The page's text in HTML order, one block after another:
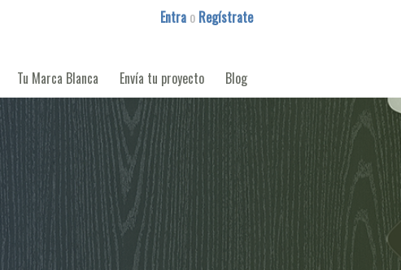
Entra o Regístrate
Tu Marca Blanca Envía tu proyecto Blog